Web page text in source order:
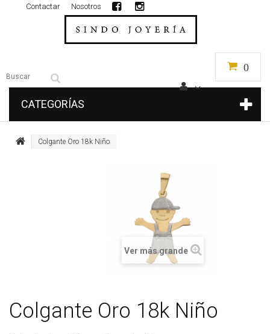
0
Nosotros
Contactar
CATEGORÍAS
Colgante Oro 18k Niño
Ver más grande
Colgante Oro 18k Niño